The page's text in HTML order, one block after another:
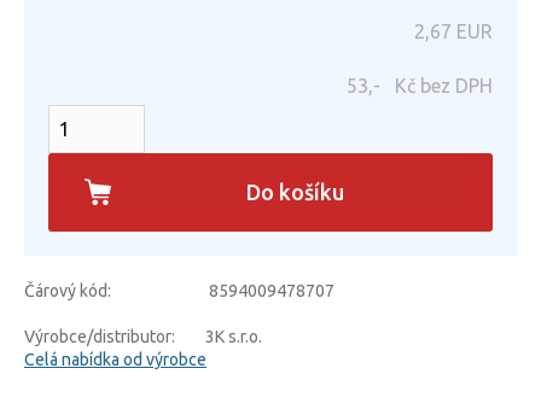
2,67 EUR
53,- Kč bez DPH
Do košíku
Čárový kód: 8594009478707
Výrobce/distributor:
3K s.r.o.
Celá nabídka od výrobce